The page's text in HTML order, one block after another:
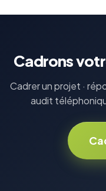
Cadrons
Cadrer un projet ·
audit